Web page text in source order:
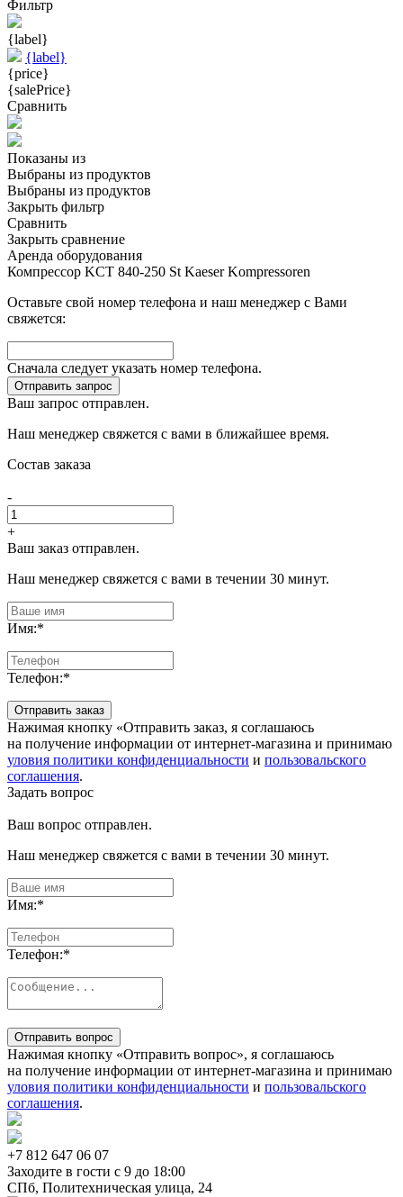
Фильтр
{label}
{label}
{price}
{salePrice}
Сравнить
Показаны из
Выбраны из продуктов
Выбраны из продуктов
Закрыть фильтр
Сравнить
Закрыть сравнение
Аренда оборудования
Компрессор KCT 840-250 St Kaeser Kompressoren
Оставьте свой номер телефона и наш менеджер с Вами
свяжется:
Сначала следует указать номер телефона.
Отправить запрос
Ваш запрос отправлен.
Наш менеджер свяжется с вами в ближайшее время.
Состав заказа
-
+
Ваш заказ отправлен.
Наш менеджер свяжется с вами в течении 30 минут.
Имя:*
Телефон:*
Отправить заказ
Нажимая кнопку «Отправить заказ, я соглашаюсь
на получение информации от интернет-магазина и принимаю
уловия политики конфиденциальности и пользовальского
соглашения.
Задать вопрос
Ваш вопрос отправлен.
Наш менеджер свяжется с вами в течении 30 минут.
Имя:*
Телефон:*
Отправить вопрос
Нажимая кнопку «Отправить вопрос», я соглашаюсь
на получение информации от интернет-магазина и принимаю
уловия политики конфиденциальности и пользовальского
соглашения.
+7 812 647 06 07
Заходите в гости c 9 до 18:00
СПб, Политехническая улица, 24